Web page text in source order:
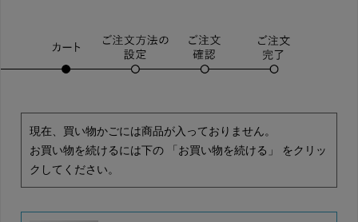
現在、買い物かごには商品が入っておりません。
お買い物を続けるには下の 「お買い物を続ける」 をクリッ
クしてください。